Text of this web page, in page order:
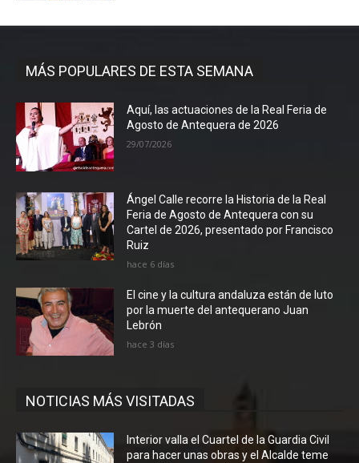
MÁS POPULARES DE ESTA SEMANA
Aquí, las actuaciones de la Real Feria de
Agosto de Antequera de 2026
29/07/2026
Ángel Calle recorre la Historia de la Real
Feria de Agosto de Antequera con su
Cartel de 2026, presentado por Francisco
Ruiz
hace 6 días
El cine y la cultura andaluza están de luto
por la muerte del antequerano Juan
Lebrón
hace 3 días
NOTICIAS MÁS VISITADAS
Interior valla el Cuartel de la Guardia Civil
para hacer unas obras y el Alcalde teme